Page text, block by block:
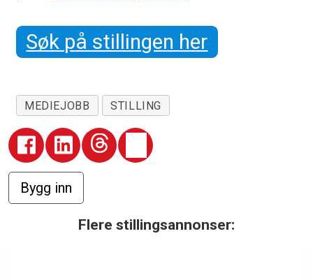
Søk på stillingen her
MEDIEJOBB STILLING
Flere stillingsannonser: